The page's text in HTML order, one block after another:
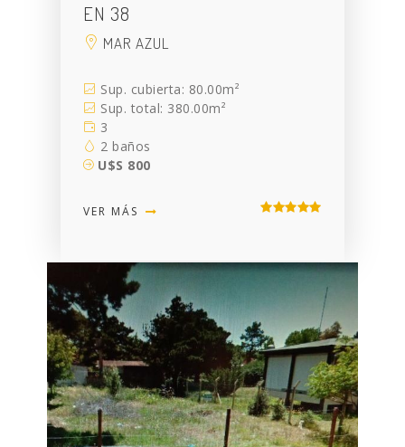
EN 38
MAR AZUL
Sup. cubierta: 80.00m²
Sup. total: 380.00m²
3
2 baños
U$S 800
VER MÁS